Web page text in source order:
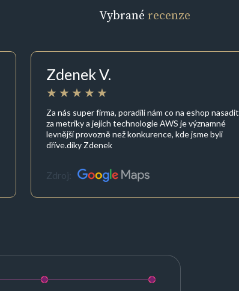
Vybrané recenze
Zdenek V.
Za nás super firma, poradili nám co na eshop nasadit
za metriky a jejich technologie AWS je významné
levnější provozně než konkurence, kde jsme byli
dříve.díky Zdenek
Zdroj: